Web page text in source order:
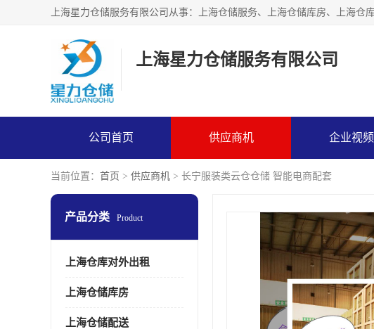
上海星力仓储服务有限公司
公司首页 供应商机 企业视频
当前位置： 首页 > 供应商机 > 长宁服装类云仓仓储 智能电商配套
产品分类 Product
上海仓库对外出租
上海仓储库房
上海仓储配送